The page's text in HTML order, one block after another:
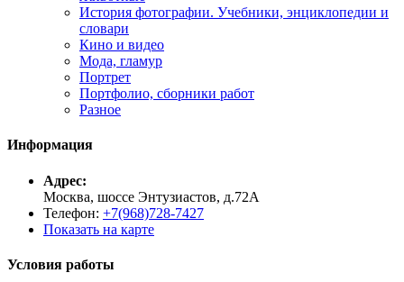
История фотографии. Учебники, энциклопедии и
словари
Кино и видео
Мода, гламур
Портрет
Портфолио, сборники работ
Разное
Информация
Адрес:
Москва, шоссе Энтузиастов, д.72А
Телефон: +7(968)728-7427
Показать на карте
Условия работы